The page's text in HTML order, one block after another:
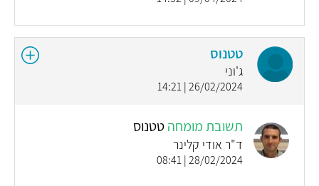
טטנוס
ג'וני
26/02/2024 | 14:21
תשובת מומחהטטנוס
ד"ר אודי קלינר
28/02/2024 | 08:41